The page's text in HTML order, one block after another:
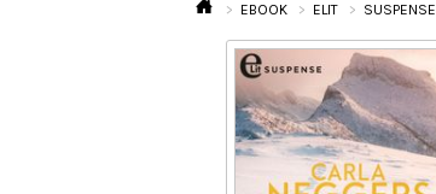
EBOOK ELIT SUSPENSE